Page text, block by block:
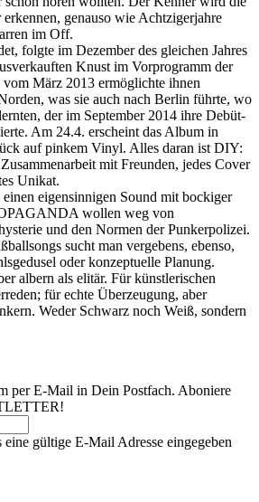
genauso wie Achtzigerjahre
im Off.
folgte im Dezember des gleichen Jahres
Knust im Vorprogramm der
vom März 2013 ermöglichte ihnen
was sie auch nach Berlin führte, wo
der im September 2014 ihre Debüt-
Am 24.4. erscheint das Album in
auf pinkem Vinyl. Alles daran ist DIY:
mit Freunden, jedes Cover
Unikat.
eigensinnigen Sound mit bockiger
wollen weg von
und den Normen der Punkerpolizei.
sucht man vergebens, ebenso,
oder konzeptuelle Planung.
albern als elitär. Für künstlerischen
für echte Überzeugung, aber
Weder Schwarz noch Weiß, sondern
per E-Mail in Dein Postfach. Aboniere
eine gültige E-Mail Adresse eingegeben